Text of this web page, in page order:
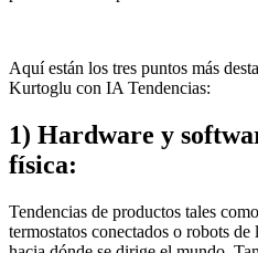
Aquí están los tres puntos más
Kurtoglu con IA Tendencias:
1) Hardware y
física:
Tendencias de productos tales
termostatos conectados o robots